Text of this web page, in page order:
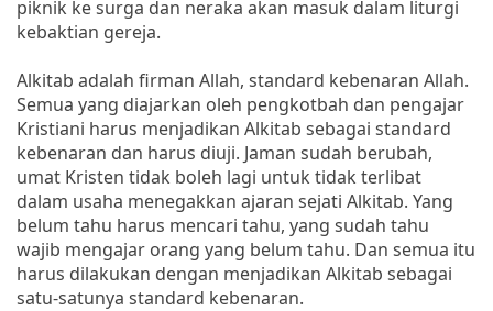
piknik ke surga dan neraka akan masuk dalam liturgi
kebaktian gereja.
Alkitab adalah firman Allah, standard kebenaran Allah.
Semua yang diajarkan oleh pengkotbah dan pengajar
Kristiani harus menjadikan Alkitab sebagai standard
kebenaran dan harus diuji. Jaman sudah berubah,
umat Kristen tidak boleh lagi untuk tidak terlibat
dalam usaha menegakkan ajaran sejati Alkitab. Yang
belum tahu harus mencari tahu, yang sudah tahu
wajib mengajar orang yang belum tahu. Dan semua itu
harus dilakukan dengan menjadikan Alkitab sebagai
satu-satunya standard kebenaran.